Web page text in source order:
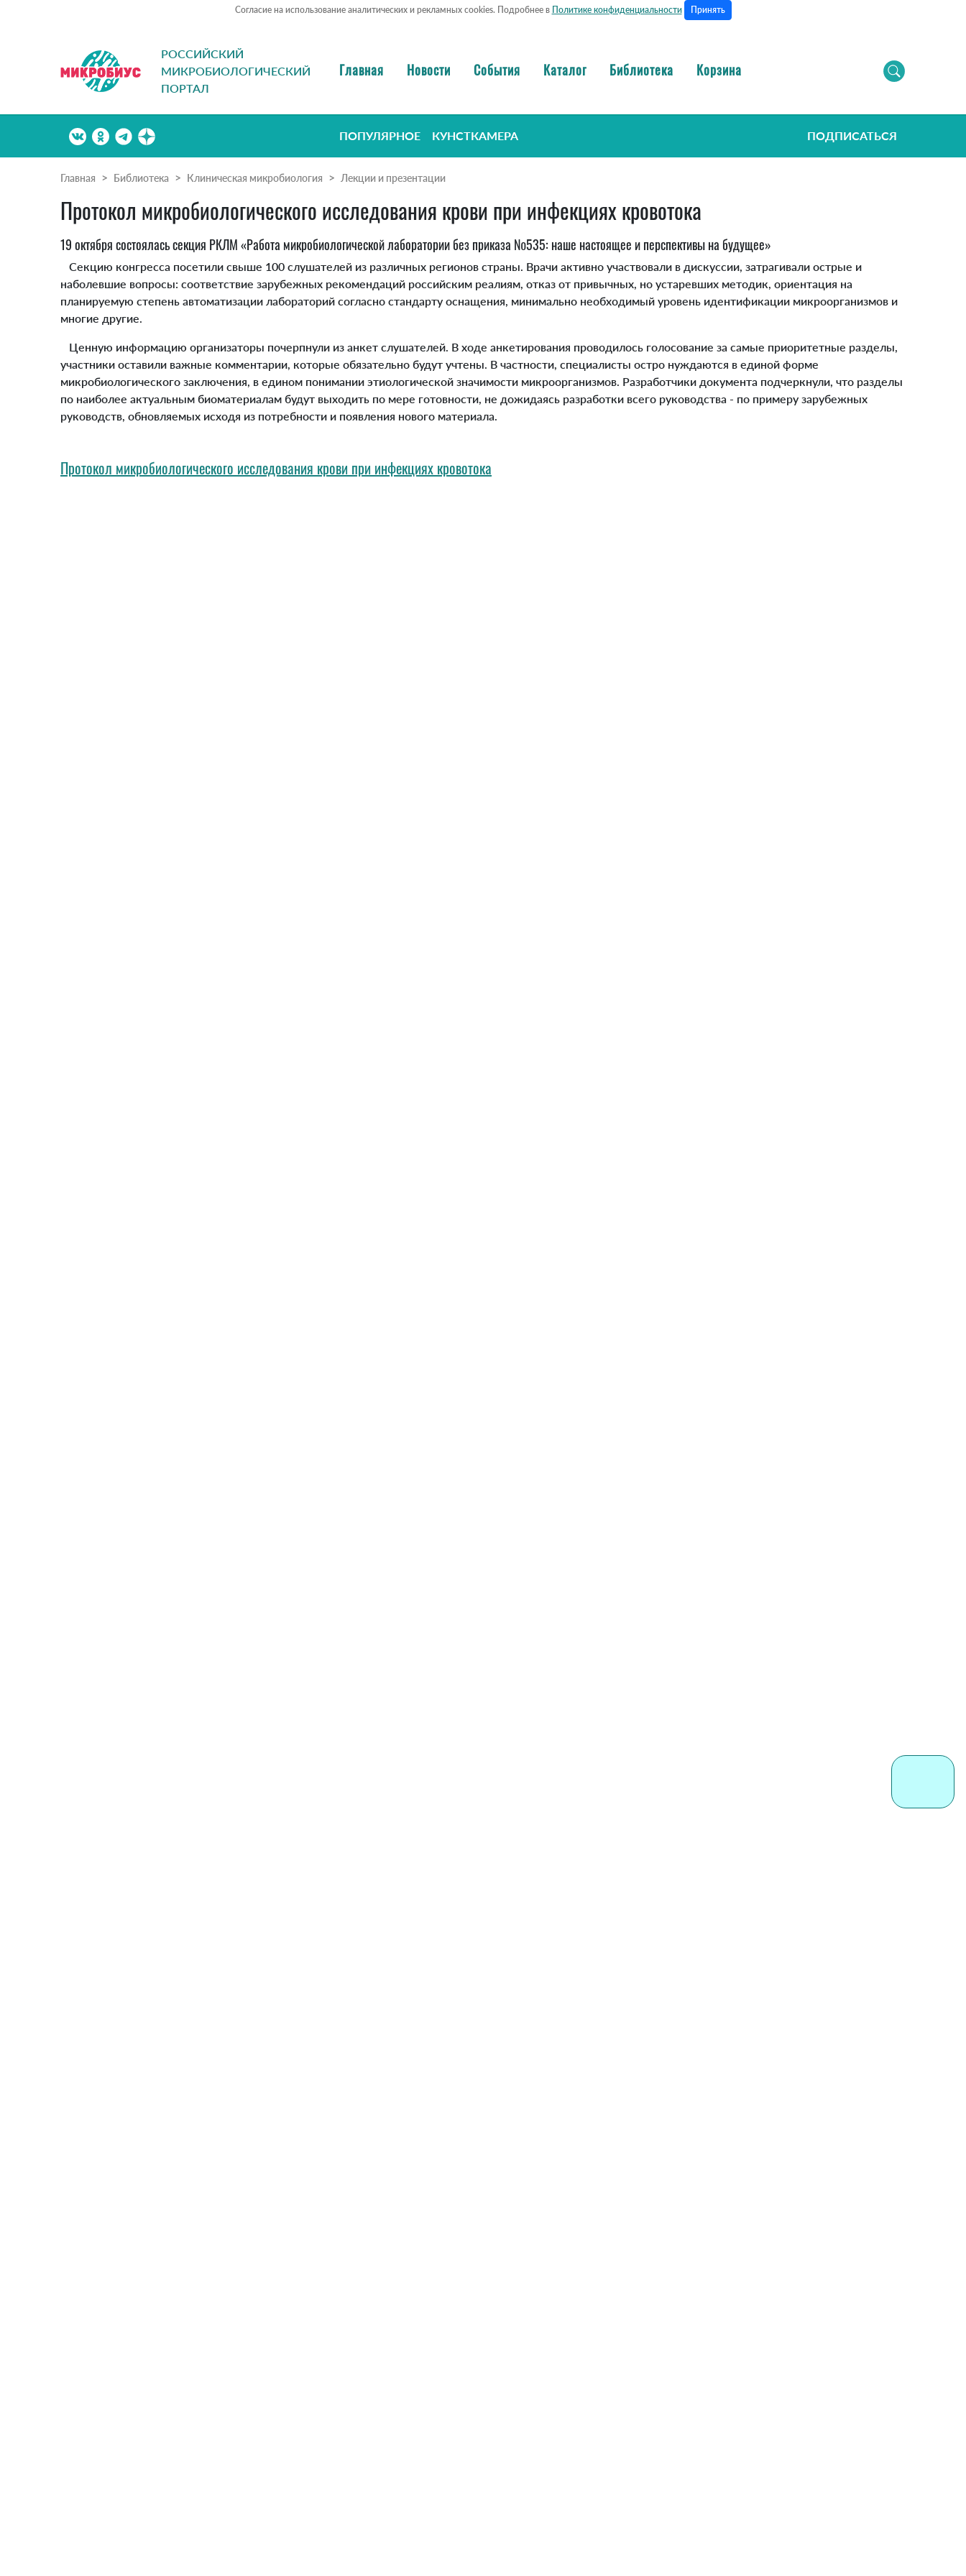
Согласие на использование аналитических и рекламных cookies. Подробнее в Политике конфиденциальности Принять
РОССИЙСКИЙ
МИКРОБИОЛОГИЧЕСКИЙ
ПОРТАЛ
Главная Новости События Каталог Библиотека Корзина
ПОПУЛЯРНОЕ КУНСТКАМЕРА ПОДПИСАТЬСЯ
Главная Библиотека Клиническая микробиология Лекции и презентации
Протокол микробиологического исследования крови при инфекциях кровотока
19 октября состоялась секция РКЛМ «Работа микробиологической лаборатории без приказа №535: наше настоящее и перспективы на будущее»
Секцию конгресса посетили свыше 100 слушателей из различных регионов страны. Врачи активно участвовали в дискуссии, затрагивали острые и
наболевшие вопросы: соответствие зарубежных рекомендаций российским реалиям, отказ от привычных, но устаревших методик, ориентация на
планируемую степень автоматизации лабораторий согласно стандарту оснащения, минимально необходимый уровень идентификации микроорганизмов и
многие другие.
Ценную информацию организаторы почерпнули из анкет слушателей. В ходе анкетирования проводилось голосование за самые приоритетные разделы,
участники оставили важные комментарии, которые обязательно будут учтены. В частности, специалисты остро нуждаются в единой форме
микробиологического заключения, в едином понимании этиологической значимости микроорганизмов. Разработчики документа подчеркнули, что разделы
по наиболее актуальным биоматериалам будут выходить по мере готовности, не дожидаясь разработки всего руководства - по примеру зарубежных
руководств, обновляемых исходя из потребности и появления нового материала.
Протокол микробиологического исследования крови при инфекциях кровотока